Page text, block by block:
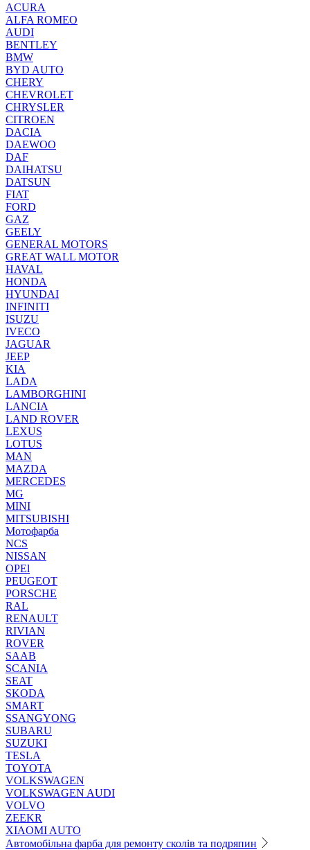
ACURA
ALFA ROMEO
AUDI
BENTLEY
BMW
BYD AUTO
CHERY
CHEVROLET
CHRYSLER
CITROEN
DACIA
DAEWOO
DAF
DAIHATSU
DATSUN
FIAT
FORD
GAZ
GEELY
GENERAL MOTORS
GREAT WALL MOTOR
HAVAL
HONDA
HYUNDAI
INFINITI
ISUZU
IVECO
JAGUAR
JEEP
KIA
LADA
LAMBORGHINI
LANCIA
LAND ROVER
LEXUS
LOTUS
MAN
MAZDA
MERCEDES
MG
MINI
MITSUBISHI
Мотофарба
NCS
NISSAN
OPEl
PEUGEOT
PORSCHE
RAL
RENAULT
RIVIAN
ROVER
SAAB
SCANIA
SEAT
SKODA
SMART
SSANGYONG
SUBARU
SUZUKI
TESLA
TOYOTA
VOLKSWAGEN
VOLKSWAGEN AUDI
VOLVO
ZEEKR
XIAOMI AUTO
Автомобільна фарба для ремонту сколів та подряпин